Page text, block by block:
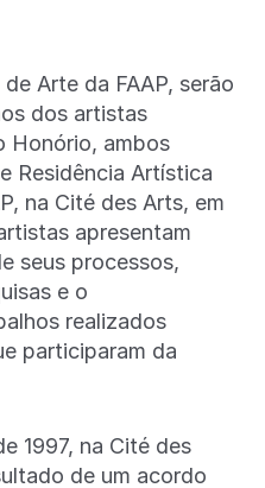
Arte da FAAP, serão
dos artistas
Honório, ambos
Residência Artística
na Cité des Arts, em
apresentam
seus processos,
e o
realizados
participaram da
1997, na Cité des
de um acordo